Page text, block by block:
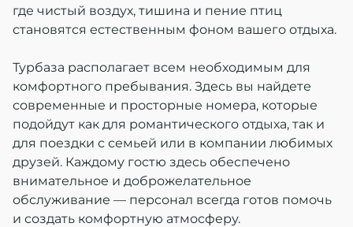
где чистый воздух, тишина и пение птиц
становятся естественным фоном вашего отдыха.
Турбаза располагает всем необходимым для
комфортного пребывания. Здесь вы найдете
современные и просторные номера, которые
подойдут как для романтического отдыха, так и
для поездки с семьей или в компании любимых
друзей. Каждому гостю здесь обеспечено
внимательное и доброжелательное
обслуживание — персонал всегда готов помочь
и создать комфортную атмосферу.